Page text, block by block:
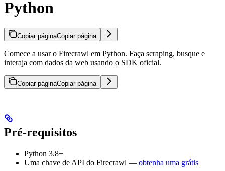
Python
Copiar páginaCopiar página
Comece a usar o Firecrawl em Python. Faça scraping, busque e
interaja com dados da web usando o SDK oficial.
Copiar páginaCopiar página
Pré-requisitos
Python 3.8+
Uma chave de API do Firecrawl — obtenha uma grátis